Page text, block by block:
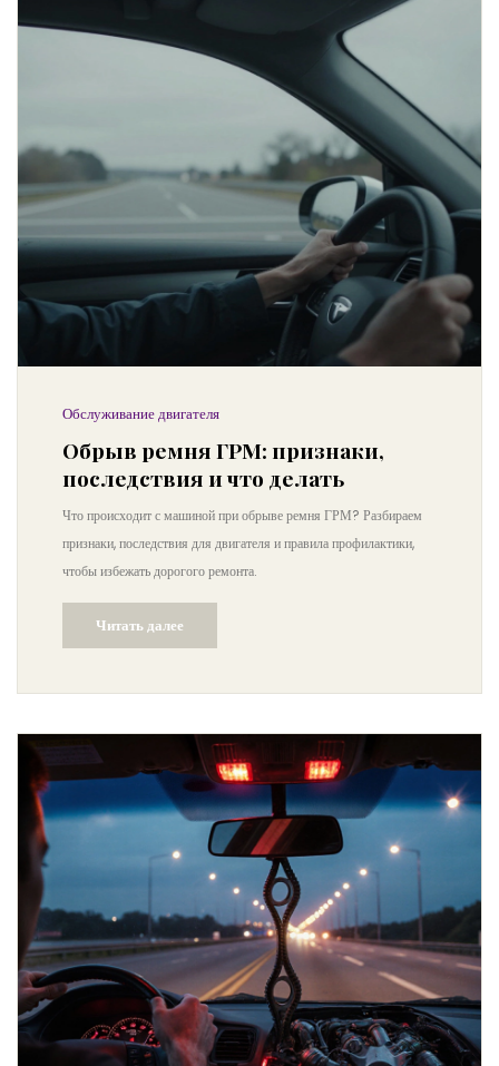
Обслуживание двигателя
Обрыв ремня ГРМ: признаки,
последствия и что делать
Что происходит с машиной при обрыве ремня ГРМ? Разбираем
признаки, последствия для двигателя и правила профилактики,
чтобы избежать дорогого ремонта.
Читать далее